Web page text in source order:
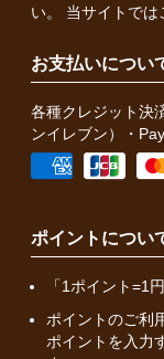
い。 当サイトでは
お支払いについ
各種クレジット決
ンイレブン）・
ポイントについ
「1ポイント=1
ポイントのご利
ポイントを入力